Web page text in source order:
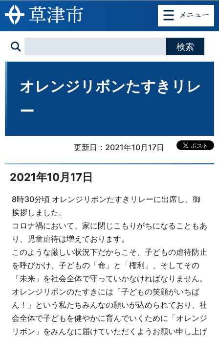
このページの本文へ移動
オレンジリボンたすきリレ
ー
更新日：2021年10月17日
2021年10月17日
8時30分頃 オレンジリボンたすきリレーに出席し、御
挨拶しました。
コロナ禍において、家に閉じこもりがちになることもあ
り、児童虐待は増えております。
このような厳しい状況下だからこそ、子どもの虐待防止
を呼びかけ、子どもの「命」と「権利」、そしてその
「未来」を社会全体で守っていかなければなりません。
オレンジリボンのたすきには「子どもの笑顔がいちば
ん！」という私たちみんなの願いが込められており、社
会全体で子どもを健やかに育んでいくために「オレンジ
リボン」をみんなに届けていただくようお願い申し上げ